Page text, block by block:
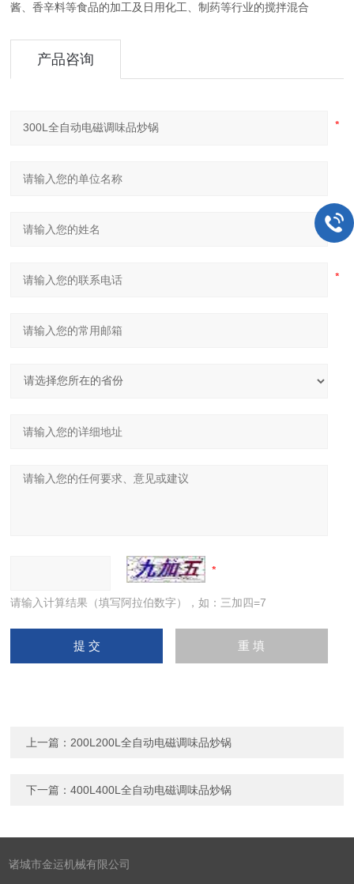
酱、香辛料等食品的加工及日用化工、制药等行业的搅拌混合
产品咨询
请输入计算结果（填写阿拉伯数字），如：三加四=7
上一篇： 200L200L全自动电磁调味品炒锅
下一篇：400L400L全自动电磁调味品炒锅
诸城市金运机械有限公司